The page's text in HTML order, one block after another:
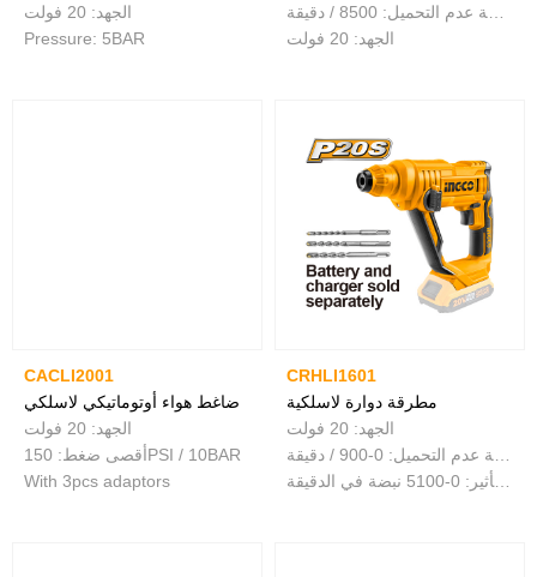
الجهد: 20 فولت
Pressure: 5BAR
الجهد: 20 فولت
CACLI2001
ضاغط هواء أوتوماتيكي لاسلكي
الجهد: 20 فولت
أقصى ضغط: 150PSI / 10BAR
With 3pcs adaptors
CRHLI1601
مطرقة دوارة لاسلكية
الجهد: 20 فولت